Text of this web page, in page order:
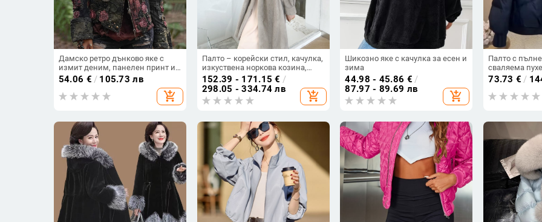
Дамско ретро дънково яке с
измит деним, панелен принт и
обърнати маншети — нов модел.
54.06 € / 105.73 лв
add_shopping_cart
Палто – корейски стил, качулка,
изкуствена норкова козина,
дълго палто, зимно
152.39 - 171.15 € /
298.05 - 334.74 лв
add_shopping_cart
Шикозно яке с качулка за есен и
зима
44.98 - 45.86 € /
87.97 - 89.69 лв
add_shopping_cart
Палто с
сваляема
закопчаване,
свободна
дължина
73.73 € /